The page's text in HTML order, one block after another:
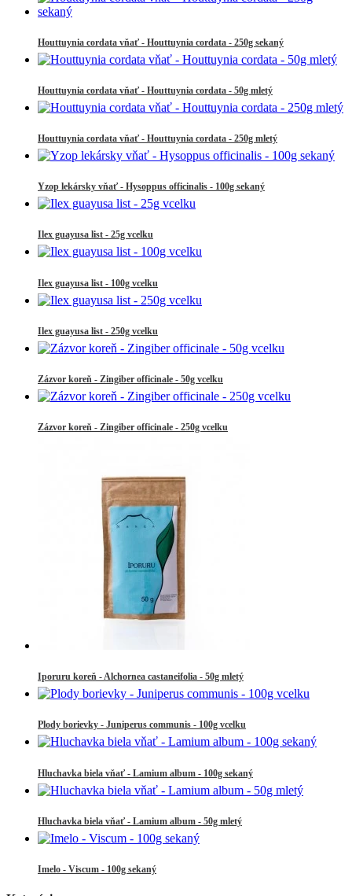
Houttuynia cordata vňať - Houttuynia cordata - 250g sekaný
Houttuynia cordata vňať - Houttuynia cordata - 50g mletý
Houttuynia cordata vňať - Houttuynia cordata - 250g mletý
Yzop lekársky vňať - Hysoppus officinalis - 100g sekaný
Ilex guayusa list - 25g vcelku
Ilex guayusa list - 100g vcelku
Ilex guayusa list - 250g vcelku
Zázvor koreň - Zingiber officinale - 50g vcelku
Zázvor koreň - Zingiber officinale - 250g vcelku
Iporuru koreň - Alchornea castaneifolia - 50g mletý
Plody borievky - Juniperus communis - 100g vcelku
Hluchavka biela vňať - Lamium album - 100g sekaný
Hluchavka biela vňať - Lamium album - 50g mletý
Imelo - Viscum - 100g sekaný